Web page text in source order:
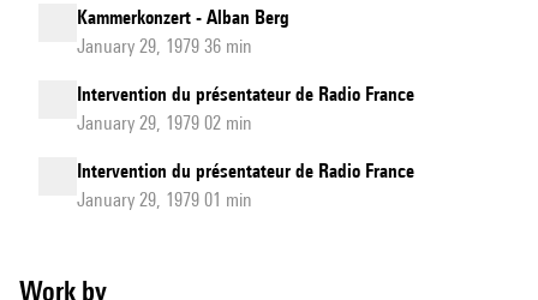
Kammerkonzert - Alban Berg
January 29, 1979 36 min
Intervention du présentateur de Radio France
January 29, 1979 02 min
Intervention du présentateur de Radio France
January 29, 1979 01 min
Work by